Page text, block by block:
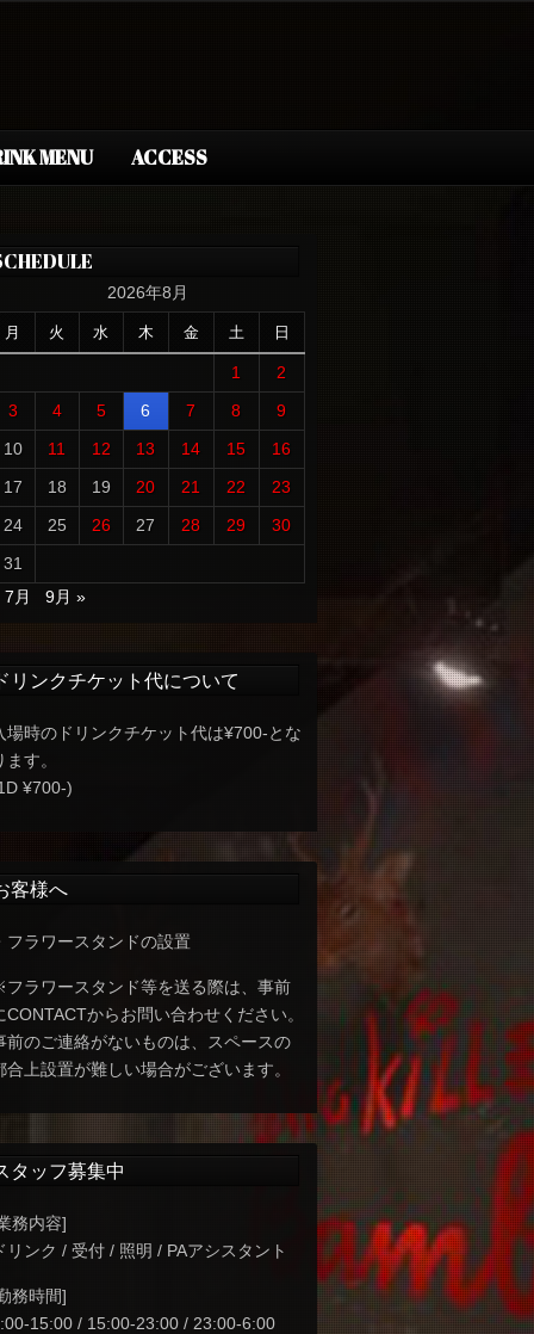
MENU ACCESS
2026年8月
月 火 水 木 金 土 日
1
2
3
4 5 6 7 8
9
10
11 12 13 14 15
16
17
18 19 20 21 22
23
24
25 26 27 28 29
30
31
7月
9月 »
リンクチケット代について
場時のドリンクチケット代は¥700-とな
ます。
¥700-)
客様へ
フラワースタンドの設置
ラワースタンド等を送る際は、事前
CONTACTからお問い合わせください。
前のご連絡がないものは、スペースの
合上設置が難しい場合がございます。
タッフ募集中
務内容]
リンク / 受付 / 照明 / PAアシスタント
務時間]
15:00 / 15:00-23:00 / 23:00-6:00